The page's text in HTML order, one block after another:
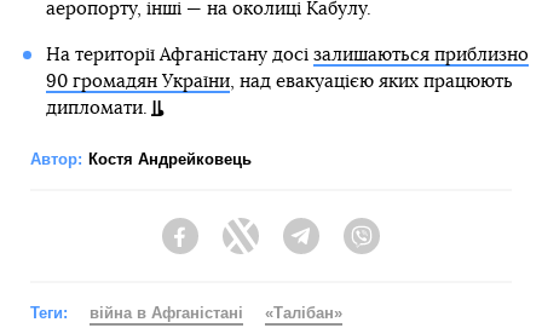
аеропорту, інші — на околиці Кабулу.
На території Афганістану досі залишаються приблизно
90 громадян України, над евакуацією яких працюють
дипломати.
Автор: Костя Андрейковець
FacebookTwitter Telegram
Теги: війна в Афганістані «Талібан»